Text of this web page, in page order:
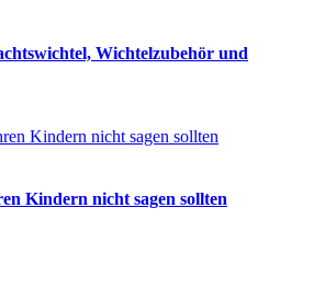
Wichtelzubehör und
Kindern nicht sagen sollten